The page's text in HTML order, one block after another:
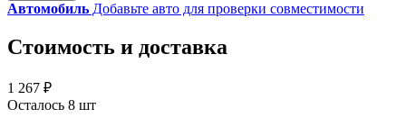
Автомобиль Добавьте авто для проверки совместимости
Стоимость и доставка
1 267 ₽
Осталось 8 шт